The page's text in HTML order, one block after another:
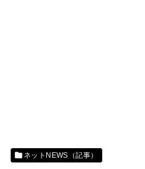
ネットNEWS（記事）